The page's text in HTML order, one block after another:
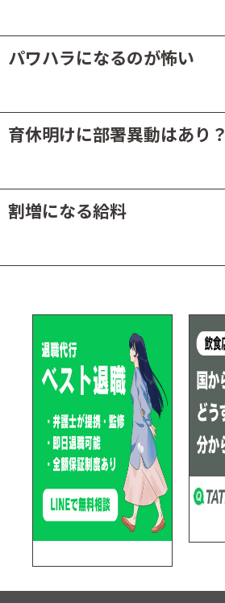
パワハラになるのが怖い
育休明けに部署異動はあり？
割増になる給料